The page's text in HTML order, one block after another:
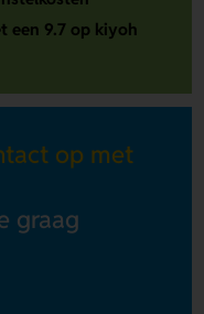
een 9.7 op kiyoh
op met
graag